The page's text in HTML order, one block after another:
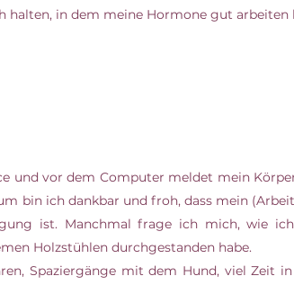
halten, in dem meine Hormone gut arbeiten
und vor dem Computer meldet mein
bin ich dankbar und froh, dass mein
ist. Manchmal frage ich mich, wie
Holzstühlen durchgestanden habe.
Spaziergänge mit dem Hund, viel Zeit